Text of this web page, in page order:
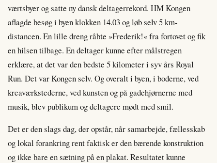
værtsbyer og satte ny dansk deltagerrekord. HM Kongen
aflagde besøg i byen klokken 14.03 og løb selv 5 km-
distancen. En lille dreng råbte »Frederik!« fra fortovet og fik
en hilsen tilbage. En deltager kunne efter målstregen
erklære, at det var den bedste 5 kilometer i syv års Royal
Run. Det var Kongen selv. Og overalt i byen, i boderne, ved
kreaværkstederne, ved kunsten og på gadehjørnerne med
musik, blev publikum og deltagere mødt med smil.
Det er den slags dag, der opstår, når samarbejde, fællesskab
og lokal forankring rent faktisk er den bærende konstruktion
og ikke bare en sætning på en plakat. Resultatet kunne